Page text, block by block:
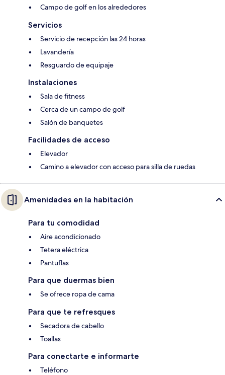
Campo de golf en los alrededores
Servicios
Servicio de recepción las 24 horas
Lavandería
Resguardo de equipaje
Instalaciones
Sala de fitness
Cerca de un campo de golf
Salón de banquetes
Facilidades de acceso
Elevador
Camino a elevador con acceso para silla de ruedas
Amenidades en la habitación
Para tu comodidad
Aire acondicionado
Tetera eléctrica
Pantuflas
Para que duermas bien
Se ofrece ropa de cama
Para que te refresques
Secadora de cabello
Toallas
Para conectarte e informarte
Teléfono